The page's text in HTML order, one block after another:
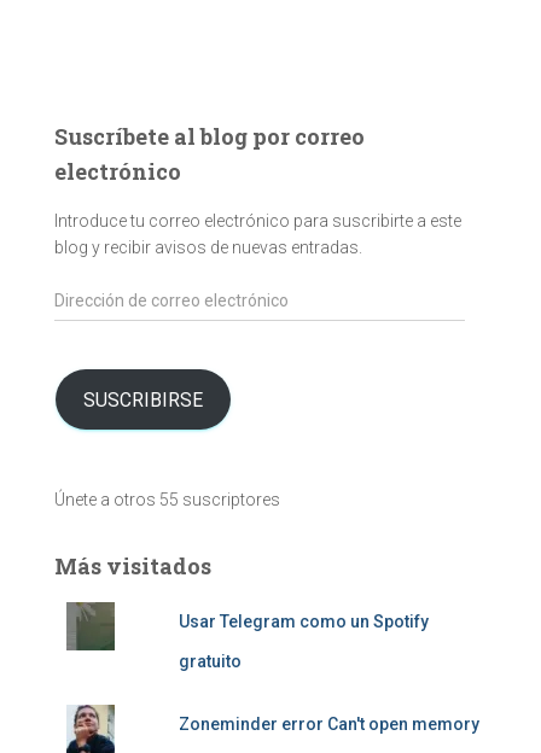
Suscríbete al blog por correo
electrónico
Introduce tu correo electrónico para suscribirte a este
blog y recibir avisos de nuevas entradas.
Dirección
de
electrónico
SUSCRIBIRSE
Únete a otros 55 suscriptores
Más visitados
Usar Telegram como un Spotify
gratuito
Zoneminder error Can't open memory